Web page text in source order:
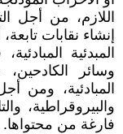
اللازم، من أجل
إنشاء نقابات
المبدئية
وسائر الكادحين،
المبادئية، ومن
والبيروقراطية،
فارغة من محتواها.